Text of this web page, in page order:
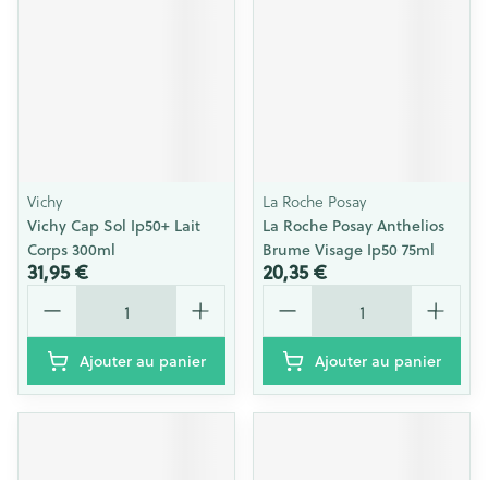
Vichy
Vichy Cap Sol Ip50+ Lait
Corps 300ml
31,95 €
Quantité
Ajouter au panier
La Roche Posay
La Roche Posay Anthelios
Brume Visage Ip50 75ml
20,35 €
Quantité
Ajouter au panier